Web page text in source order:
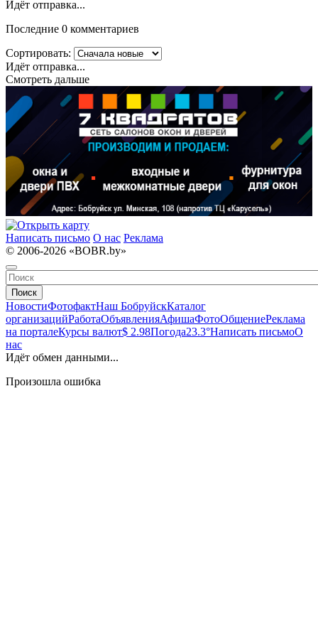
Идёт отправка...
Последние 0 комментариев
Сортировать:
Идёт отправка...
Смотреть дальше
Написать письмо О нас Реклама
© 2006-2026 «BOBR.by»
Поиск
НовостиФотофактНаш БобруйскКаталог
организацийРаботаОбъявленияАфишаФотоОбщениеРеклама
на порталеКурсы валют$ 2.98Погода23.3°Написать письмоО
нас
Идёт обмен данными...
Произошла ошибка